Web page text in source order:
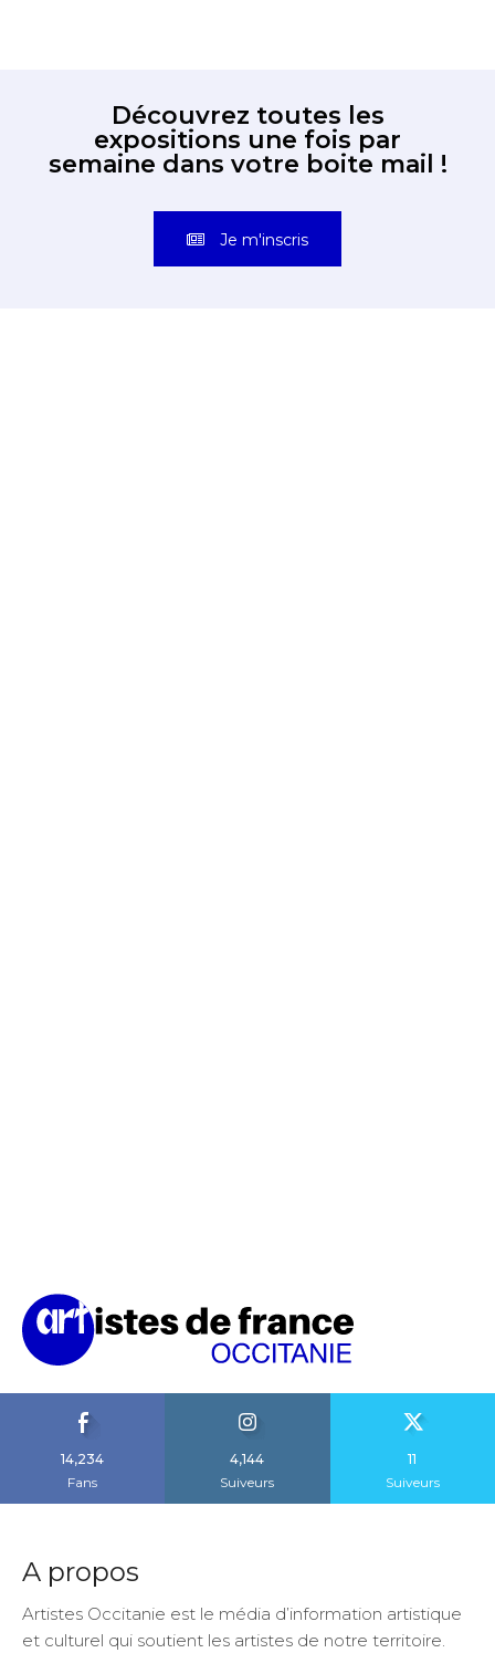
Découvrez toutes les
expositions une fois par
semaine dans votre boite mail !
Je m'inscris
14,234
Fans
4,144
Suiveurs
11
Suiveurs
A propos
Artistes Occitanie est le média d’information artistique
et culturel qui soutient les artistes de notre territoire.